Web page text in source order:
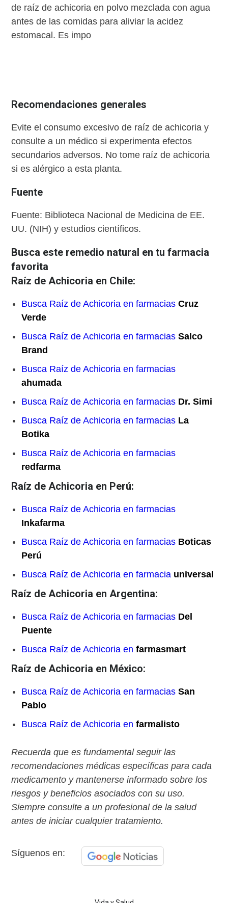
de raíz de achicoria en polvo mezclada con agua
antes de las comidas para aliviar la acidez
estomacal. Es impo
Recomendaciones generales
Evite el consumo excesivo de raíz de achicoria y
consulte a un médico si experimenta efectos
secundarios adversos. No tome raíz de achicoria
si es alérgico a esta planta.
Fuente
Fuente: Biblioteca Nacional de Medicina de EE.
UU. (NIH) y estudios científicos.
Busca este remedio natural en tu farmacia
favorita
Raíz de Achicoria en Chile:
Busca Raíz de Achicoria en farmaciasCruz
Verde
Busca Raíz de Achicoria en farmaciasSalco
Brand
Busca Raíz de Achicoria en farmacias
ahumada
Busca Raíz de Achicoria en farmacias Dr. Simi
Busca Raíz de Achicoria en farmacias La
Botika
Busca Raíz de Achicoria en farmacias
redfarma
Raíz de Achicoria en Perú:
Busca Raíz de Achicoria en farmacias
Inkafarma
Busca Raíz de Achicoria en farmacias Boticas
Perú
Busca Raíz de Achicoria en farmacia universal
Raíz de Achicoria en Argentina:
Busca Raíz de Achicoria en farmacias Del
Puente
Busca Raíz de Achicoria enfarmasmart
Raíz de Achicoria en México:
Busca Raíz de Achicoria en farmaciasSan
Pablo
Busca Raíz de Achicoria enfarmalisto
Recuerda que es fundamental seguir las
recomendaciones médicas específicas para cada
medicamento y mantenerse informado sobre los
riesgos y beneficios asociados con su uso.
Siempre consulte a un profesional de la salud
antes de iniciar cualquier tratamiento.
Síguenos en: